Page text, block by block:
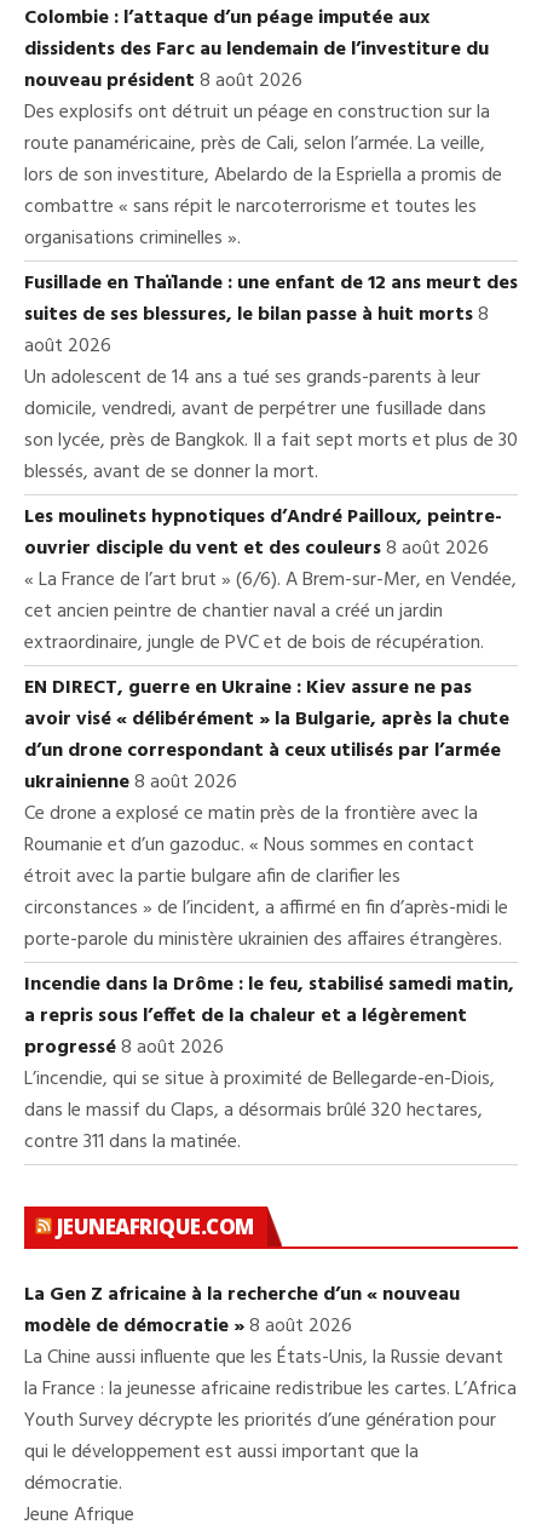
Colombie : l’attaque d’un péage imputée aux
dissidents des Farc au lendemain de l’investiture du
nouveau président8 août 2026
Des explosifs ont détruit un péage en construction sur la
route panaméricaine, près de Cali, selon l’armée. La veille,
lors de son investiture, Abelardo de la Espriella a promis de
combattre « sans répit le narcoterrorisme et toutes les
organisations criminelles ».
Fusillade en Thaïlande : une enfant de 12 ans meurt des
suites de ses blessures, le bilan passe à huit morts8
août 2026
Un adolescent de 14 ans a tué ses grands-parents à leur
domicile, vendredi, avant de perpétrer une fusillade dans
son lycée, près de Bangkok. Il a fait sept morts et plus de 30
blessés, avant de se donner la mort.
Les moulinets hypnotiques d’André Pailloux, peintre-
ouvrier disciple du vent et des couleurs8 août 2026
« La France de l’art brut » (6/6). A Brem-sur-Mer, en Vendée,
cet ancien peintre de chantier naval a créé un jardin
extraordinaire, jungle de PVC et de bois de récupération.
EN DIRECT, guerre en Ukraine : Kiev assure ne pas
avoir visé « délibérément » la Bulgarie, après la chute
d’un drone correspondant à ceux utilisés par l’armée
ukrainienne8 août 2026
Ce drone a explosé ce matin près de la frontière avec la
Roumanie et d’un gazoduc. « Nous sommes en contact
étroit avec la partie bulgare afin de clarifier les
circonstances » de l’incident, a affirmé en fin d’après-midi le
porte-parole du ministère ukrainien des affaires étrangères.
Incendie dans la Drôme : le feu, stabilisé samedi matin,
a repris sous l’effet de la chaleur et a légèrement
progressé8 août 2026
L’incendie, qui se situe à proximité de Bellegarde-en-Diois,
dans le massif du Claps, a désormais brûlé 320 hectares,
contre 311 dans la matinée.
JEUNEAFRIQUE.COM
La Gen Z africaine à la recherche d’un « nouveau
modèle de démocratie »8 août 2026
La Chine aussi influente que les États-Unis, la Russie devant
la France : la jeunesse africaine redistribue les cartes. L’Africa
Youth Survey décrypte les priorités d’une génération pour
qui le développement est aussi important que la
démocratie.
Jeune Afrique